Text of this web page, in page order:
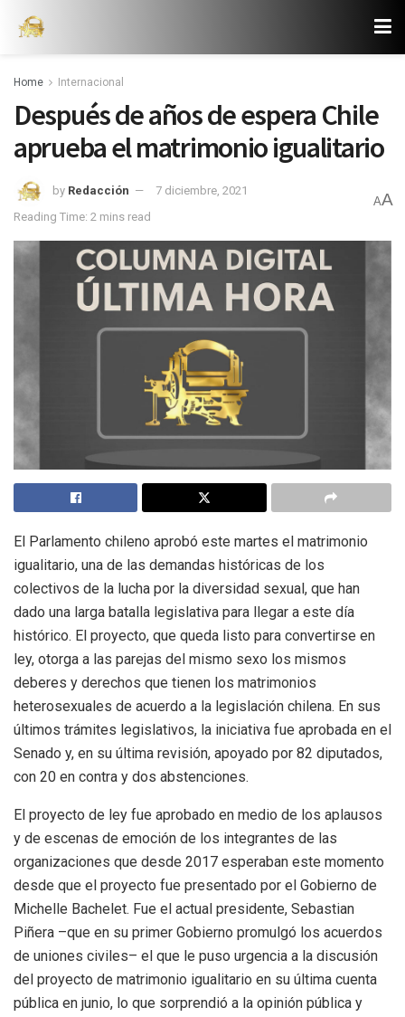
Home Internacional
Después de años de espera Chile
aprueba el matrimonio igualitario
by Redacción
7 diciembre, 2021
Reading Time: 2 mins read
AA
El Parlamento chileno aprobó este martes el matrimonio
igualitario, una de las demandas históricas de los
colectivos de la lucha por la diversidad sexual, que han
dado una larga batalla legislativa para llegar a este día
histórico. El proyecto, que queda listo para convertirse en
ley, otorga a las parejas del mismo sexo los mismos
deberes y derechos que tienen los matrimonios
heterosexuales de acuerdo a la legislación chilena. En sus
últimos trámites legislativos, la iniciativa fue aprobada en el
Senado y, en su última revisión, apoyado por 82 diputados,
con 20 en contra y dos abstenciones.
El proyecto de ley fue aprobado en medio de los aplausos
y de escenas de emoción de los integrantes de las
organizaciones que desde 2017 esperaban este momento
desde que el proyecto fue presentado por el Gobierno de
Michelle Bachelet. Fue el actual presidente, Sebastian
Piñera –que en su primer Gobierno promulgó los acuerdos
de uniones civiles– el que le puso urgencia a la discusión
del proyecto de matrimonio igualitario en su última cuenta
pública en junio, lo que sorprendió a la opinión pública y